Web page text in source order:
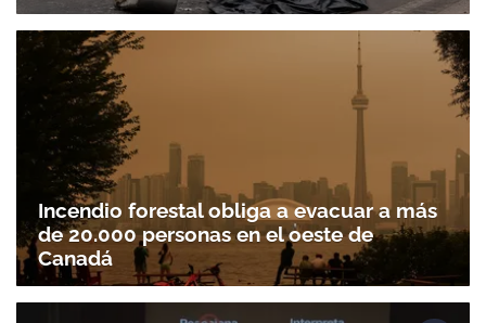
Incendio forestal obliga a evacuar a más
de 20.000 personas en el oeste de
Canadá